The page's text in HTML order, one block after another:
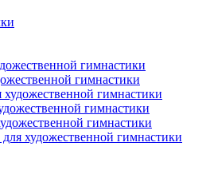
гимнастики
гимнастики
художественной гимнастики
гимнастики
гимнастики
художественной гимнастики